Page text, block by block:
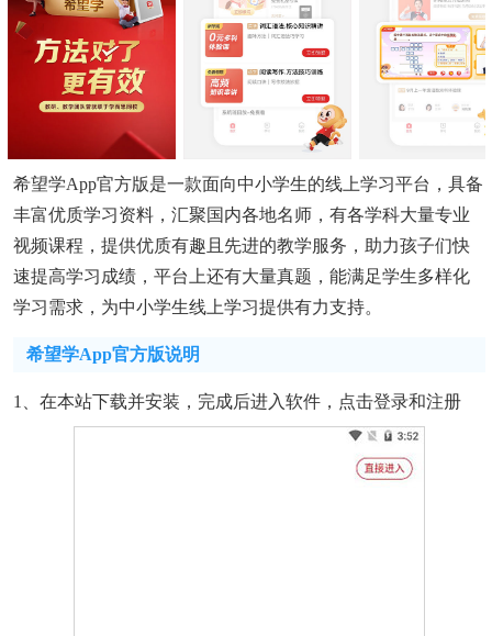
希望学app官方版是一款面向中小学生的线上学习平台，具备
丰富优质学习资料，汇聚国内各地名师，有各学科大量专业
视频课程，提供优质有趣且先进的教学服务，助力孩子们快
速提高学习成绩，平台上还有大量真题，能满足学生多样化
学习需求，为中小学生线上学习提供有力支持。
希望学app官方版说明
1、在本站下载并安装，完成后进入软件，点击登录和注册